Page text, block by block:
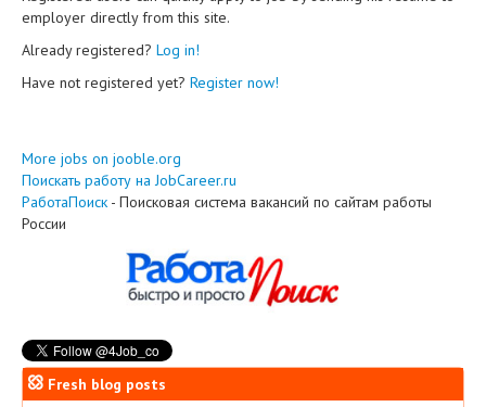
employer directly from this site.
Already registered? Log in!
Have not registered yet? Register now!
More jobs on jooble.org
Поискать работу на JobCareer.ru
РаботаПоиск - Поисковая система вакансий по сайтам работы
России
Fresh blog posts